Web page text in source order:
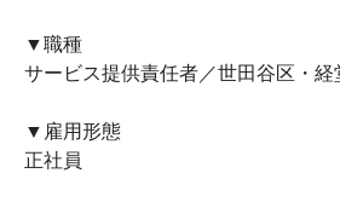
▼職種
サービス提供責任者／世田谷区・
▼雇用形態
正社員